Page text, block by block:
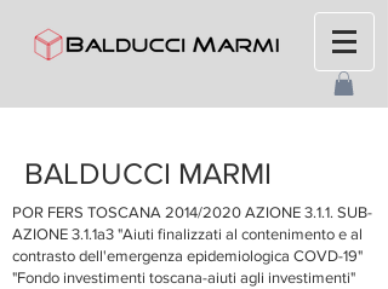
BALDUCCI MARMI
POR FERS TOSCANA 2014/2020 AZIONE 3.1.1. SUB-
AZIONE 3.1.1a3 "Aiuti finalizzati al contenimento e al
contrasto dell'emergenza epidemiologica COVD-19"
"Fondo investimenti toscana-aiuti agli investimenti"